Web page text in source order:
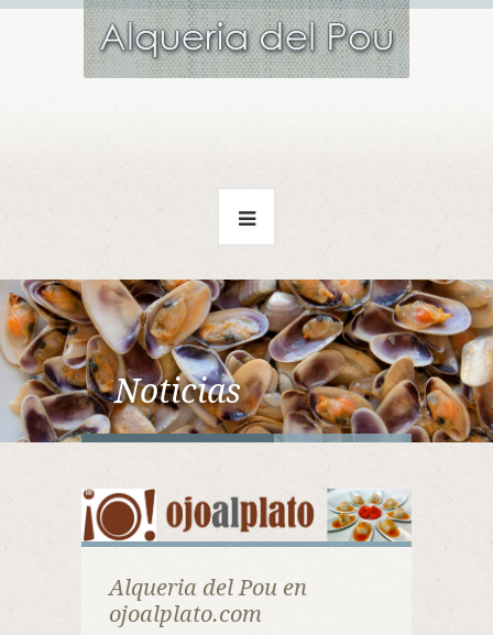
Noticias
Alqueria del Pou en
ojoalplato.com